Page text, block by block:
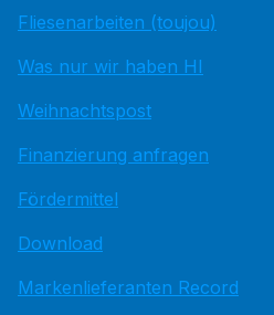
Fliesenarbeiten (toujou)
Was nur wir haben HI
Weihnachtspost
Finanzierung anfragen
Fördermittel
Download
Markenlieferanten Record